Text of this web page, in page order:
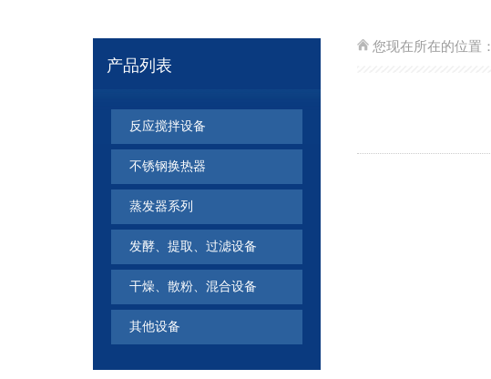
产品列表
反应搅拌设备
不锈钢换热器
蒸发器系列
发酵、提取、过滤设备
干燥、散粉、混合设备
其他设备
您现在所在的位置：